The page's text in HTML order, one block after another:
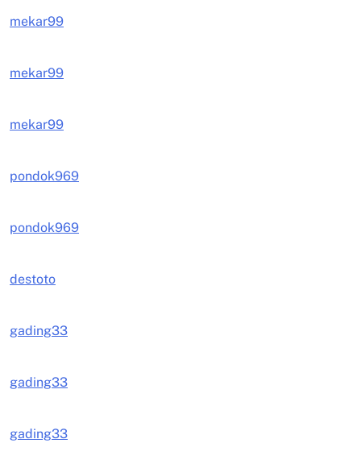
mekar99
mekar99
mekar99
pondok969
pondok969
destoto
gading33
gading33
gading33